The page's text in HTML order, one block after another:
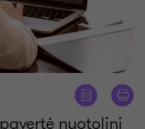
nuotolinį